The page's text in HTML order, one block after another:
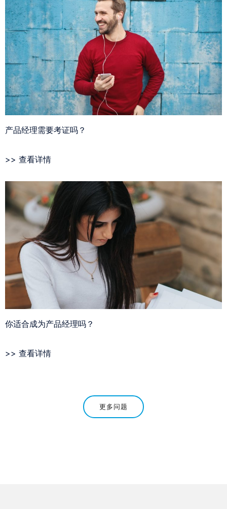
产品经理需要考证吗？
>> 查看详情
你适合成为产品经理吗？
>> 查看详情
更多问题